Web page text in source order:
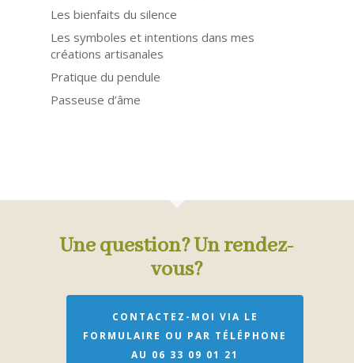
Les bienfaits du silence
Les symboles et intentions dans mes
créations artisanales
Pratique du pendule
Passeuse d’âme
Une question? Un rendez-
vous?
CONTACTEZ-MOI VIA LE
FORMULAIRE OU PAR TÉLÉPHONE
AU 06 33 09 01 21